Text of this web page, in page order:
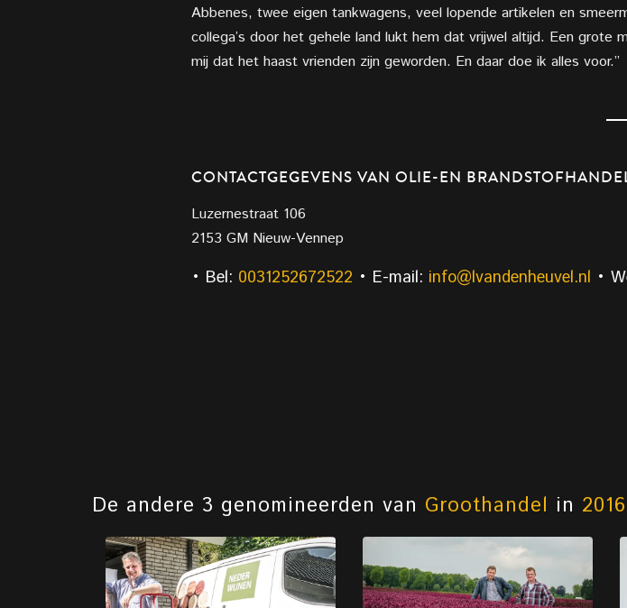
Abbenes, twee eigen tankwagens, veel lopende artikelen en
collega’s door het gehele land lukt hem dat vrijwel altijd. Een
mij dat het haast vrienden zijn geworden. En daar doe ik alles voor.”
CONTACTGEGEVENS VAN OLIE-EN
Luzernestraat 106
2153 GM Nieuw-Vennep
• Bel: 0031252672522 • E-mail: info@lvandenheuvel.nl •
De andere 3 genomineerden van Groothandel in 2016